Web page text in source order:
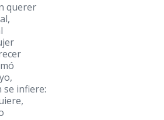
querer
se infiere: